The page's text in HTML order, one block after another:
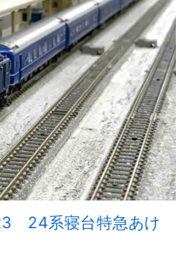
24系寝台特急あけ